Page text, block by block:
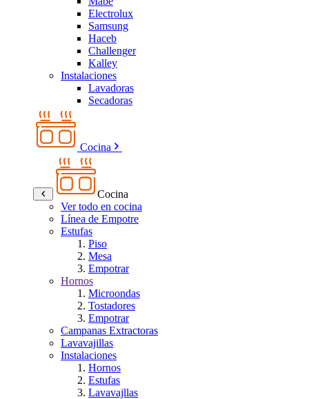
Electrolux
Samsung
Haceb
Challenger
Kalley
Instalaciones
Lavadoras
Secadoras
Cocina
Cocina
Ver todo en cocina
Línea de Empotre
Estufas
Piso
Mesa
Empotrar
Hornos
Microondas
Tostadores
Empotrar
Campanas Extractoras
Lavavajillas
Instalaciones
Hornos
Estufas
Lavavajllas